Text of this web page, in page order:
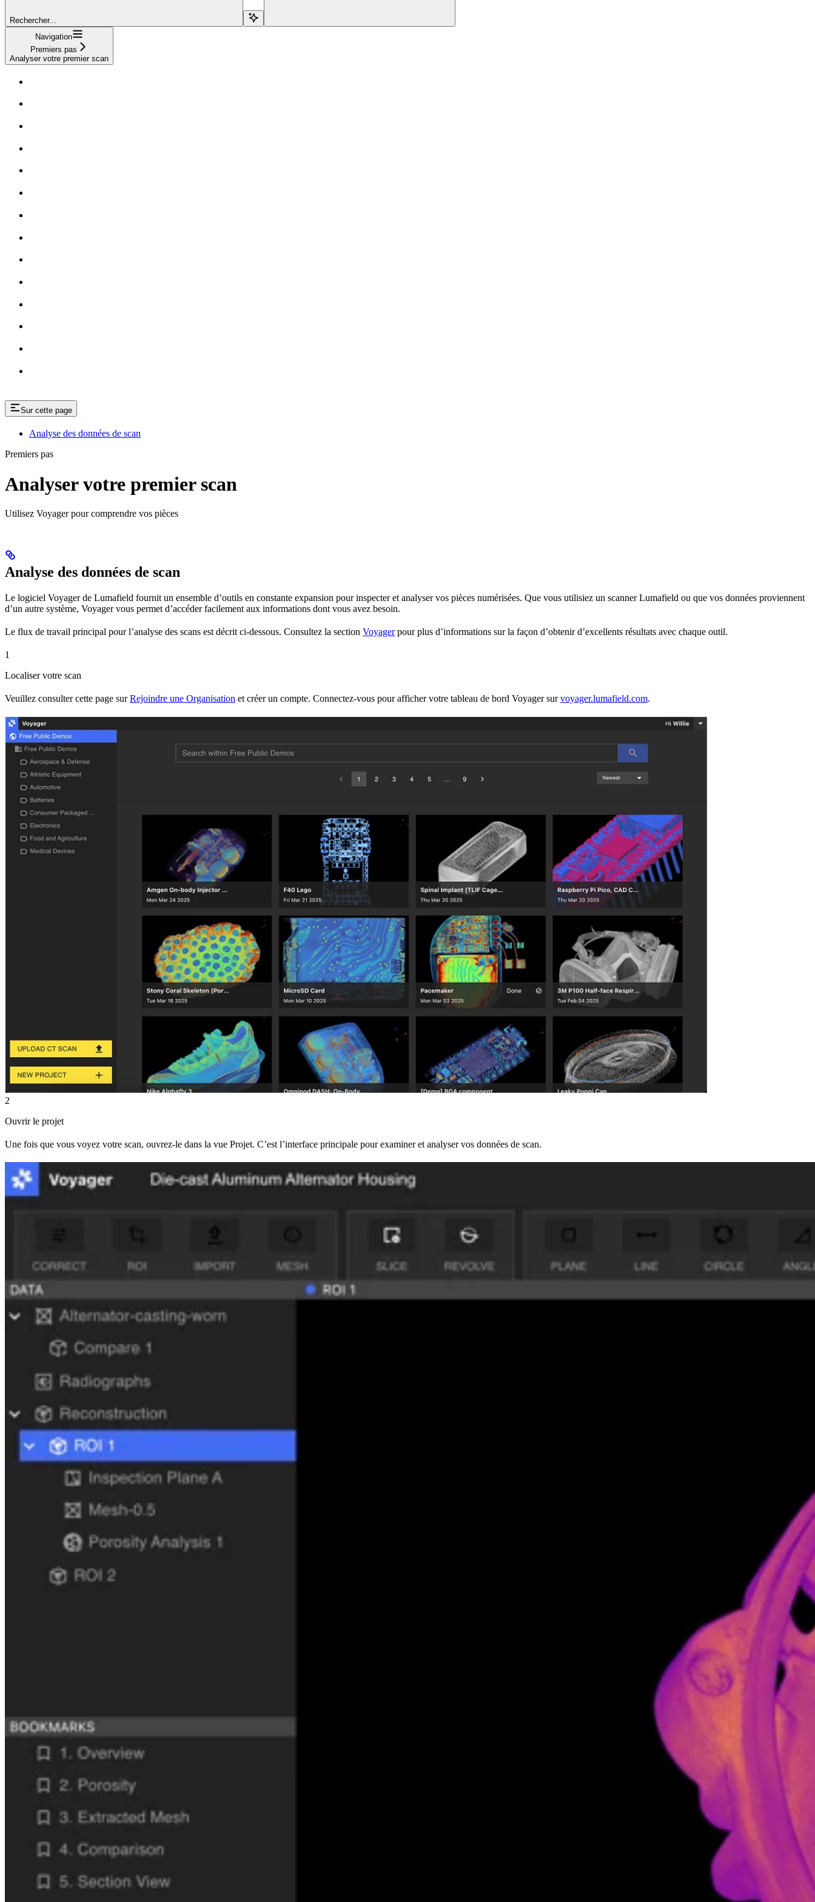
Rechercher...
Navigation
Premiers pas
Analyser votre premier scan
Sur cette page
Analyse des données de scan
Premiers pas
Analyser votre premier scan
Utilisez Voyager pour comprendre vos pièces
Analyse des données de scan
Le logiciel Voyager de Lumafield fournit un ensemble d’outils en constante expansion pour inspecter et analyser vos pièces numérisées. Que vous utilisiez un scanner Lumafield ou que vos données proviennent
d’un autre système, Voyager vous permet d’accéder facilement aux informations dont vous avez besoin.
Le flux de travail principal pour l’analyse des scans est décrit ci-dessous. Consultez la section Voyagerpour plus d’informations sur la façon d’obtenir d’excellents résultats avec chaque outil.
1
Localiser votre scan
Veuillez consulter cette page surRejoindre une Organisation et créer un compte. Connectez-vous pour afficher votre tableau de bord Voyager survoyager.lumafield.com.
2
Ouvrir le projet
Une fois que vous voyez votre scan, ouvrez-le dans la vue Projet. C’est l’interface principale pour examiner et analyser vos données de scan.